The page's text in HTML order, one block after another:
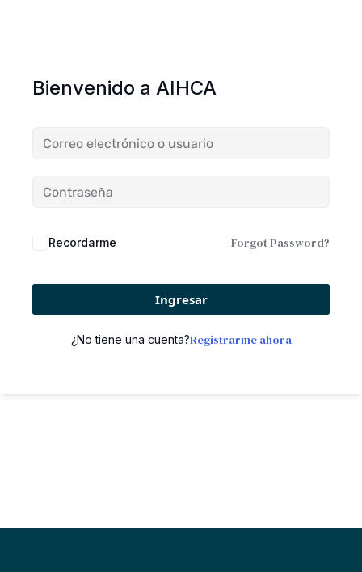
Bienvenido a AIHCA
Recordarme Forgot Password?
Ingresar
¿No tiene una cuenta?Registrarme ahora